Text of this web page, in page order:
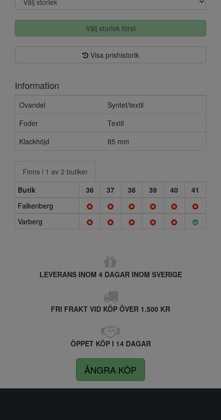
Välj storlek först
Visa prishistorik
Information
Ovandel
Syntet/textil
Foder
Textil
Klackhöjd
85 mm
Finns i 1 av 2 butiker
Butik
36 37 38 39 40
41
Falkenberg
Varberg
LEVERANS INOM 4 DAGAR INOM SVERIGE
FRI FRAKT VID KÖP ÖVER 1.500 KR
ÖPPET KÖP I 14 DAGAR
ÅNGRA KÖP